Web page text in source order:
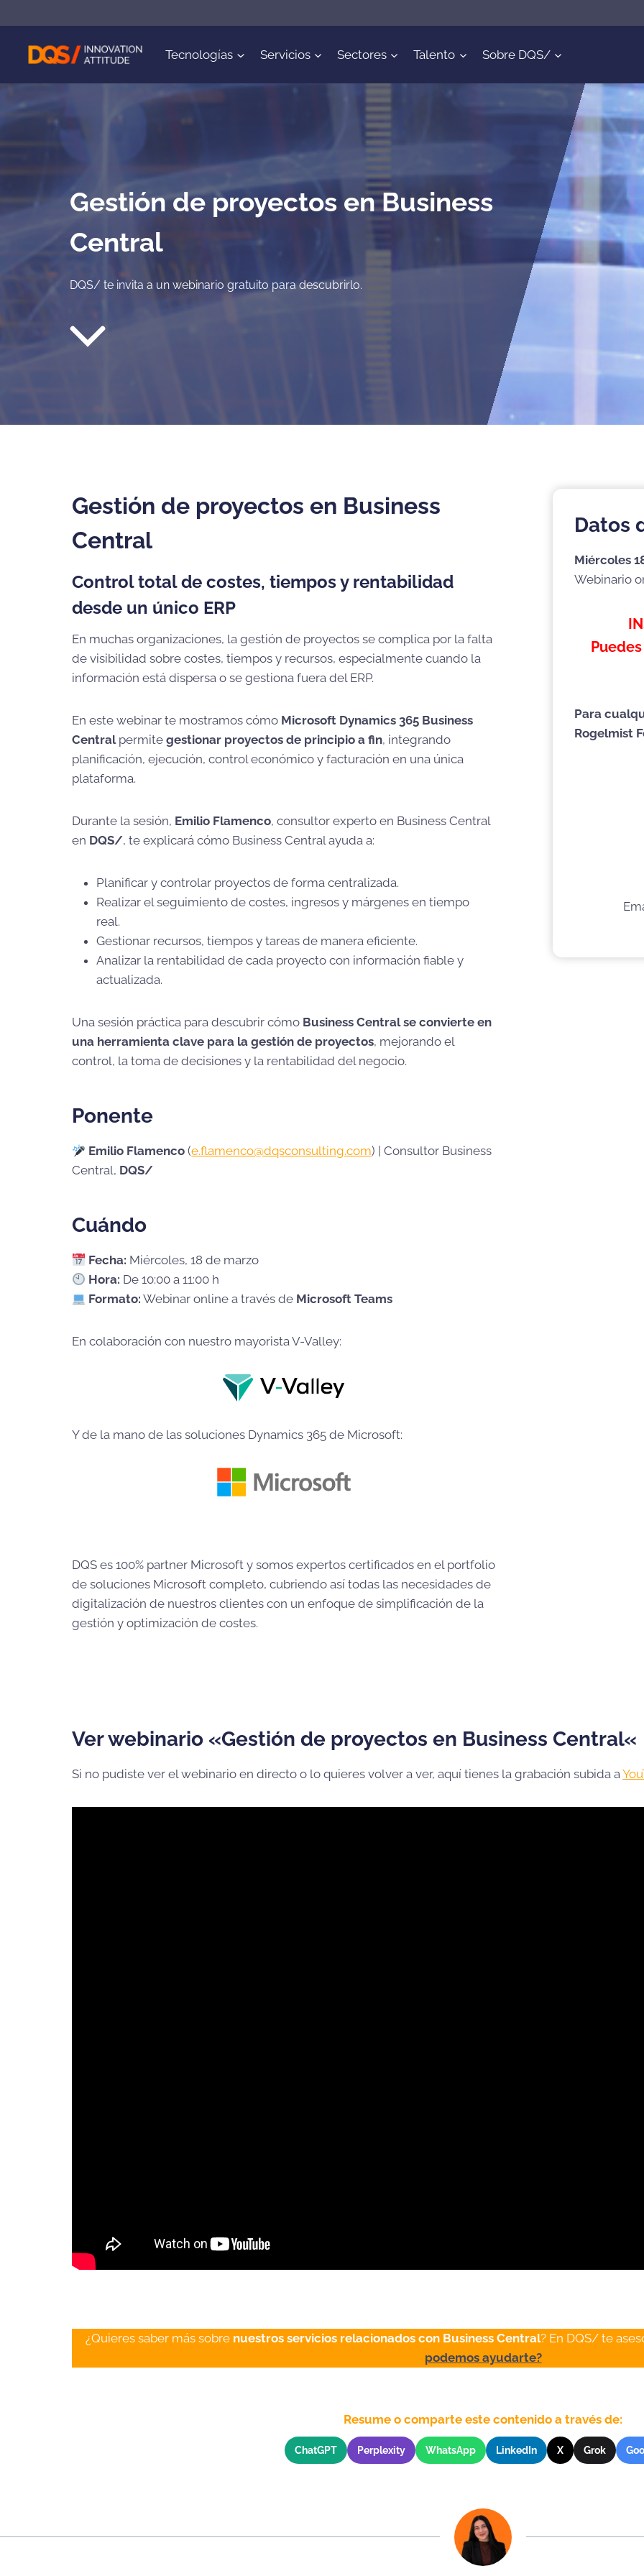
al
contenido
Tecnologías Servicios Sectores Talento Sobre DQS/
Gestión de proyectos en Business
Central
DQS/ te invita a un webinario gratuito para descubrirlo.
Gestión de proyectos en Business
Central
Control total de costes, tiempos y rentabilidad
desde un único ERP
En muchas organizaciones, la gestión de proyectos se complica por la falta
de visibilidad sobre costes, tiempos y recursos, especialmente cuando la
información está dispersa o se gestiona fuera del ERP.
En este webinar te mostramos cómo Microsoft Dynamics 365 Business
Centralpermite gestionar proyectos de principio a fin, integrando
planificación, ejecución, control económico y facturación en una única
plataforma.
Durante la sesión, Emilio Flamenco, consultor experto en Business Central
en DQS/, te explicará cómo Business Central ayuda a:
Planificar y controlar proyectos de forma centralizada.
Realizar el seguimiento de costes, ingresos y márgenes en tiempo
real.
Gestionar recursos, tiempos y tareas de manera eficiente.
Analizar la rentabilidad de cada proyecto con información fiable y
actualizada.
Una sesión práctica para descubrir cómo Business Central se convierte en
una herramienta clave para la gestión de proyectos, mejorando el
control, la toma de decisiones y la rentabilidad del negocio.
Ponente
Emilio Flamenco (e.flamenco@dqsconsulting.com) | Consultor Business
Central, DQS/
Cuándo
Fecha: Miércoles, 18 de marzo
Hora: De 10:00 a 11:00 h
Formato: Webinar online a través de Microsoft Teams
En colaboración con nuestro mayorista V-Valley:
Y de la mano de las soluciones Dynamics 365 de Microsoft:
DQS es 100% partner Microsoft y somos expertos certificados en el portfolio
de soluciones Microsoft completo, cubriendo así todas las necesidades de
digitalización de nuestros clientes con un enfoque de simplificación de la
gestión y optimización de costes.
Datos
Miércoles
Webinario
Para
Rogelmist
Ver webinario «Gestión de proyectos en Business Central«
Si no pudiste ver el webinario en directo o lo quieres volver a ver, aquí tienes la grabación subida a
¿Quieres saber más sobre nuestros servicios relacionados con Business Central? En DQS/ te
podemos ayudarte?
Resume o comparte este contenido a través de:
ChatGPT Perplexity WhatsApp LinkedIn X Grok